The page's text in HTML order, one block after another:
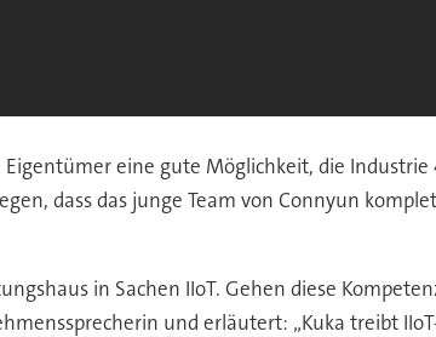
eine gute Möglichkeit, die
dass das junge Team von Connyun
in Sachen IIoT. Gehen diese
und erläutert: „Kuka treibt